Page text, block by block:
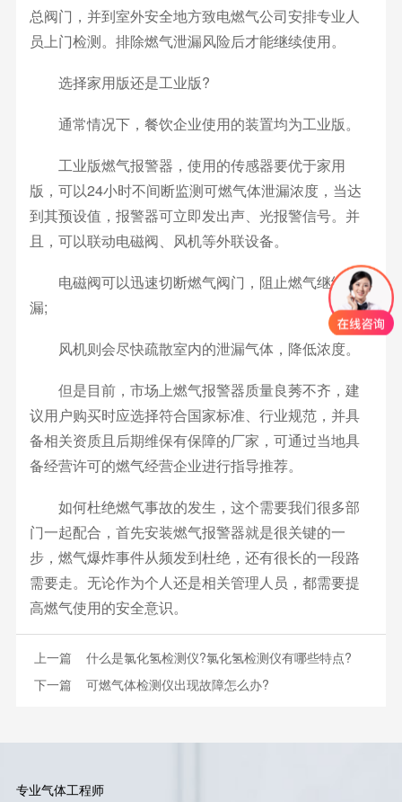
总阀门，并到室外安全地方致电燃气公司安排专业人
员上门检测。排除燃气泄漏风险后才能继续使用。
选择家用版还是工业版?
通常情况下，餐饮企业使用的装置均为工业版。
工业版燃气报警器，使用的传感器要优于家用
版，可以24小时不间断监测可燃气体泄漏浓度，当达
到其预设值，报警器可立即发出声、光报警信号。并
且，可以联动电磁阀、风机等外联设备。
电磁阀可以迅速切断燃气阀门，阻止燃气继续泄
漏;
风机则会尽快疏散室内的泄漏气体，降低浓度。
但是目前，市场上燃气报警器质量良莠不齐，建
议用户购买时应选择符合国家标准、行业规范，并具
备相关资质且后期维保有保障的厂家，可通过当地具
备经营许可的燃气经营企业进行指导推荐。
如何杜绝燃气事故的发生，这个需要我们很多部
门一起配合，首先安装燃气报警器就是很关键的一
步，燃气爆炸事件从频发到杜绝，还有很长的一段路
需要走。无论作为个人还是相关管理人员，都需要提
高燃气使用的安全意识。
上一篇 什么是氯化氢检测仪?氯化氢检测仪有哪些特点?
下一篇 可燃气体检测仪出现故障怎么办?
专业气体工程师